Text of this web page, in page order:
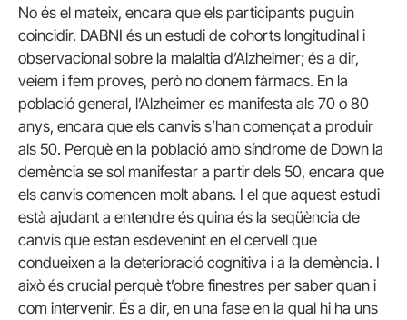
No és el mateix, encara que els participants puguin
coincidir. DABNI és un estudi de cohorts longitudinal i
observacional sobre la malaltia d’Alzheimer; és a dir,
veiem i fem proves, però no donem fàrmacs. En la
població general, l’Alzheimer es manifesta als 70 o 80
anys, encara que els canvis s’han començat a produir
als 50. Perquè en la població amb síndrome de Down la
demència se sol manifestar a partir dels 50, encara que
els canvis comencen molt abans. I el que aquest estudi
està ajudant a entendre és quina és la seqüència de
canvis que estan esdevenint en el cervell que
condueixen a la deterioració cognitiva i a la demència. I
això és crucial perquè t’obre finestres per saber quan i
com intervenir. És a dir, en una fase en la qual hi ha uns